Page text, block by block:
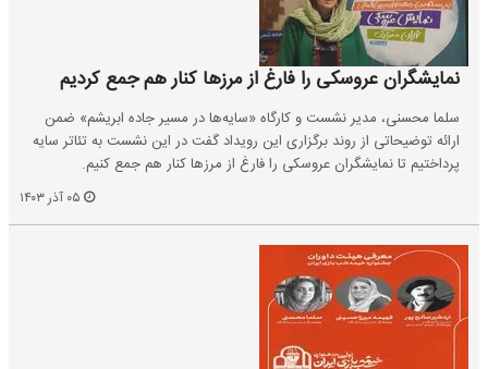
نمایشگران عروسکی را فارغ از مرزها کنار هم جمع کردیم
سلما محسنی، مدیر نشست و کارگاه «سایه‌ها در مسیر جاده ابریشم» ضمن
ارائه توضیحاتی از روند برگزاری این رویداد گفت در این نشست به تئاتر سایه
پرداختیم تا نمایشگران عروسکی را فارغ از مرزها کنار هم جمع کنیم.